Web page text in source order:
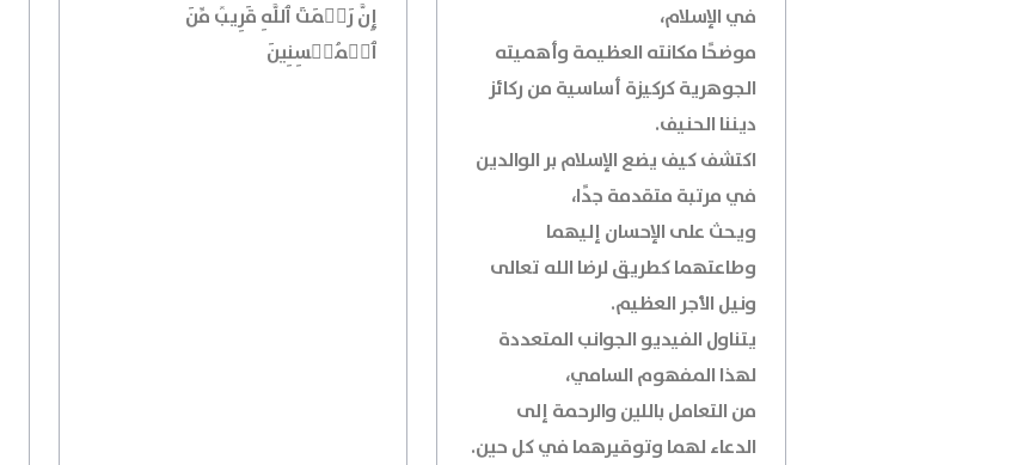
في الإسلام،
موضحًا مكانته العظيمة وأهميته
الجوهرية كركيزة أساسية من ركائز
ديننا الحنيف.
اكتشف كيف يضع الإسلام بر الوالدين
في مرتبة متقدمة جدًا،
ويحث على الإحسان إليهما
وطاعتهما كطريق لرضا الله تعالى
ونيل الأجر العظيم.
يتناول الفيديو الجوانب المتعددة
لهذا المفهوم السامي،
من التعامل باللين والرحمة إلى
الدعاء لهما وتوقيرهما في كل حين.
إِنَّ رَحۡمَتَ ٱللَّهِ قَرِيبٞ مِّنَ
ٱلۡمُحۡسِنِينَ